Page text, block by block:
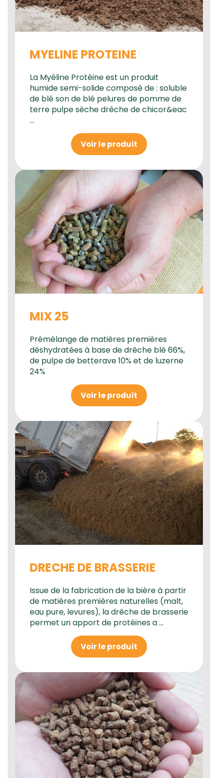
MYELINE PROTEINE
La Myéline Protéine est un produit
humide semi-solide composé de : soluble
de blé son de blé pelures de pomme de
terre pulpe sèche drêche de chicor&eac
...
Voir le produit
MIX 25
Prémélange de matières premières
déshydratées à base de drêche blé 66%,
de pulpe de betterave 10% et de luzerne
24%
Voir le produit
DRECHE DE BRASSERIE
Issue de la fabrication de la bière à partir
de matières premières naturelles (malt,
eau pure, levures), la drêche de brasserie
permet un apport de protéines a ...
Voir le produit